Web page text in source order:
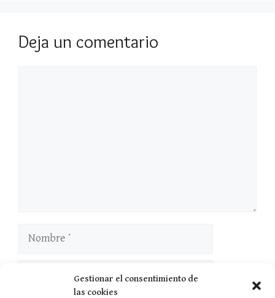
Gestionar el consentimiento de
las cookies
Deja un comentario
Nombre